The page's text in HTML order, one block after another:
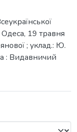
19 травня
; уклад.: Ю.
: Видавничий